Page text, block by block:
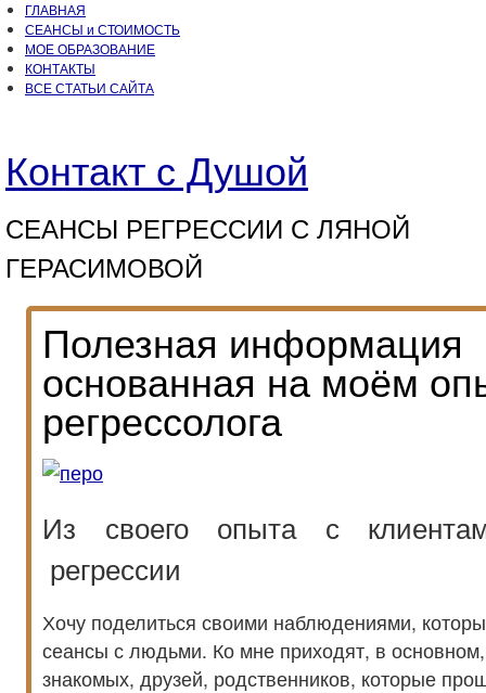
ГЛАВНАЯ
СЕАНСЫ и СТОИМОСТЬ
МОЕ ОБРАЗОВАНИЕ
КОНТАКТЫ
ВСЕ СТАТЬИ САЙТА
Контакт с Душой
СЕАНСЫ РЕГРЕССИИ С ЛЯНОЙ
ГЕРАСИМОВОЙ
Полезная информация
основанная на моём
регрессолога
Из своего опыта с
регрессии
Хочу поделиться своими наблюдениями,
сеансы с людьми. Ко мне приходят, в
знакомых, друзей, родственников, которые